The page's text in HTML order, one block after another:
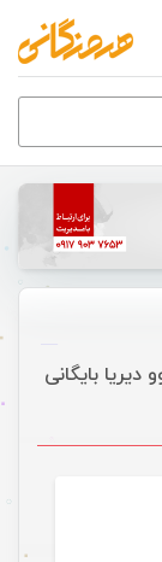
بایگانی